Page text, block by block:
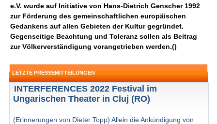
e.V. wurde auf Initiative von Hans-Dietrich Genscher 1992
zur Förderung des gemeinschaftlichen europäischen
Gedankens auf allen Gebieten der Kultur gegründet.
Gegenseitige Beachtung und Toleranz sollen als Beitrag
zur Völkerverständigung vorangetrieben werden.()
LETZTE PRESSEMITTEILUNGEN
INTERFERENCES 2022 Festival im
Ungarischen Theater in Cluj (RO)
(Erinnerungen von Dieter Topp) Allein die Ankündigung von